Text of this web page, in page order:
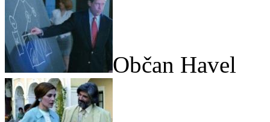
Občan Havel